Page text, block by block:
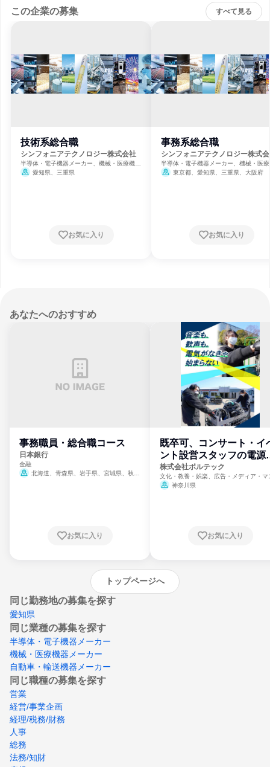
この企業の募集 すべて見る
技術系総合職
シンフォニアテクノロジー株式会社
半導体・電子機器メーカー、機械・医療機器
メーカー、自動車・輸送機器メーカー
愛知県、三重県
お気に入り
事務系総合職
シンフォニアテクノロジー株式
半導体・電子機器メーカー、機械・医
メーカー、自動車・輸送機器メーカー
東京都、愛知県、三重県、大阪府
お気に入り
あなたへのおすすめ
事務職員・総合職コース
日本銀行
金融
北海道、青森県、岩手県、宮城県、秋田
崎県、熊本県、大分県、宮崎県、鹿児島県、
お気に入り
既卒可、コンサート・イ
ント設営スタッフの電源
門
株式会社ボルテック
文化・教養・娯楽、広告・メディア・マ
ミ、電力・ガス・水道・エネルギー
神奈川県
お気に入り
トップページへ
同じ勤務地の募集を探す
愛知県
同じ業種の募集を探す
半導体・電子機器メーカー
機械・医療機器メーカー
自動車・輸送機器メーカー
同じ職種の募集を探す
営業
経営/事業企画
経理/税務/財務
人事
総務
法務/知財